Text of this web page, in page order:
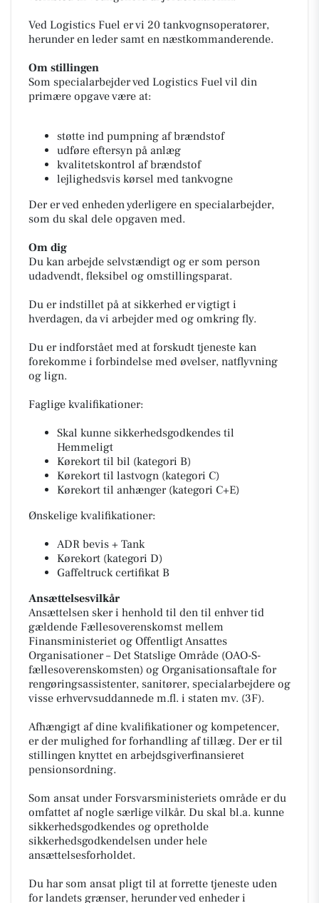
Ved Logistics Fuel er vi 20 tankvognsoperatører,
herunder en leder samt en næstkommanderende.
Om stillingen
Som specialarbejder ved Logistics Fuel vil din
primære opgave være at:
støtte ind pumpning af brændstof
udføre eftersyn på anlæg
kvalitetskontrol af brændstof
lejlighedsvis kørsel med tankvogne
Der er ved enheden yderligere en specialarbejder,
som du skal dele opgaven med.
Om dig
Du kan arbejde selvstændigt og er som person
udadvendt, fleksibel og omstillingsparat.
Du er indstillet på at sikkerhed er vigtigt i
hverdagen, da vi arbejder med og omkring fly.
Du er indforstået med at forskudt tjeneste kan
forekomme i forbindelse med øvelser, natflyvning
og lign.
Faglige kvalifikationer:
Skal kunne sikkerhedsgodkendes til
Hemmeligt
Kørekort til bil (kategori B)
Kørekort til lastvogn (kategori C)
Kørekort til anhænger (kategori C+E)
Ønskelige kvalifikationer:
ADR bevis + Tank
Kørekort (kategori D)
Gaffeltruck certifikat B
Ansættelsesvilkår
Ansættelsen sker i henhold til den til enhver tid
gældende Fællesoverenskomst mellem
Finansministeriet og Offentligt Ansattes
Organisationer – Det Statslige Område (OAO-S-
fællesoverenskomsten) og Organisationsaftale for
rengøringsassistenter, sanitører, specialarbejdere og
visse erhvervsuddannede m.fl. i staten mv. (3F).
Afhængigt af dine kvalifikationer og kompetencer,
er der mulighed for forhandling af tillæg. Der er til
stillingen knyttet en arbejdsgiverfinansieret
pensionsordning.
Som ansat under Forsvarsministeriets område er du
omfattet af nogle særlige vilkår. Du skal bl.a. kunne
sikkerhedsgodkendes og opretholde
sikkerhedsgodkendelsen under hele
ansættelsesforholdet.
Du har som ansat pligt til at forrette tjeneste uden
for landets grænser, herunder ved enheder i